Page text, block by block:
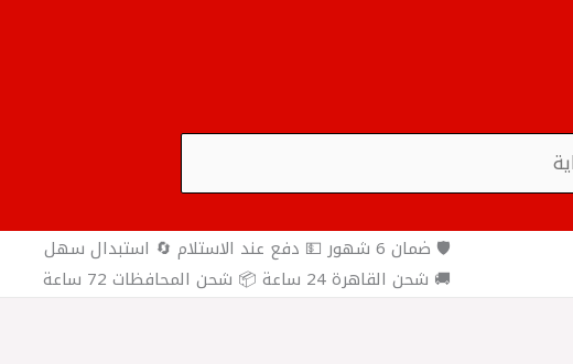
🛡️ ضمان 6 شهور 💵 دفع عند الاستلام 🔄 استبدال سهل
🚚 شحن القاهرة 24 ساعة 📦 شحن المحافظات 72 ساعة